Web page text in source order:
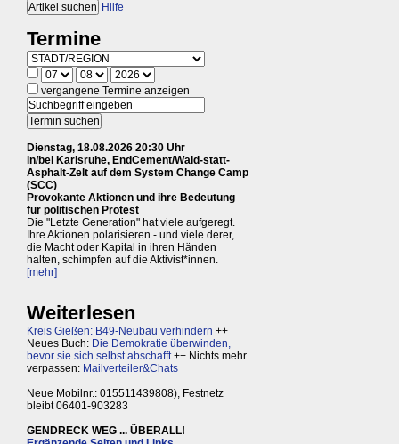
Hilfe
Termine
vergangene Termine anzeigen
Dienstag, 18.08.2026 20:30 Uhr
in/bei Karlsruhe, EndCement/Wald-statt-
Asphalt-Zelt auf dem System Change Camp
(SCC)
Provokante Aktionen und ihre Bedeutung
für politischen Protest
Die "Letzte Generation" hat viele aufgeregt.
Ihre Aktionen polarisieren - und viele derer,
die Macht oder Kapital in ihren Händen
halten, schimpfen auf die Aktivist*innen.
[mehr]
Weiterlesen
Kreis Gießen: B49-Neubau verhindern ++
Neues Buch: Die Demokratie überwinden,
bevor sie sich selbst abschafft++ Nichts mehr
verpassen: Mailverteiler&Chats
Neue Mobilnr.: 015511439808), Festnetz
bleibt 06401-903283
GENDRECK WEG ... ÜBERALL!